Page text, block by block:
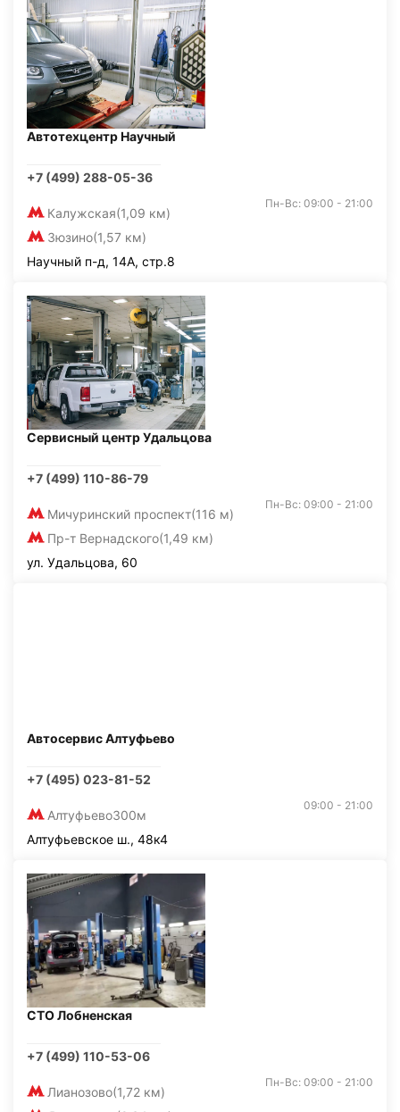
Автотехцентр Научный
+7 (499) 288-05-36
Калужская(1,09 км)
Зюзино(1,57 км)
Пн-Вс: 09:00 - 21:00
Научный п-д, 14А, стр.8
Сервисный центр Удальцова
+7 (499) 110-86-79
Мичуринский проспект(116 м)
Пр-т Вернадского(1,49 км)
Пн-Вс: 09:00 - 21:00
ул. Удальцова, 60
Автосервис Алтуфьево
+7 (495) 023-81-52
Алтуфьево300м
09:00 - 21:00
Алтуфьевское ш., 48к4
СТО Лобненская
+7 (499) 110-53-06
Лианозово(1,72 км)
Пн-Вс: 09:00 - 21:00